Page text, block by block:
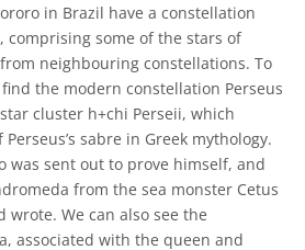
in Brazil have a constellation
comprising some of the stars of
neighbouring constellations. To
the modern constellation Perseus
cluster h+chi Perseii, which
sabre in Greek mythology.
was sent out to prove himself, and
from the sea monster Cetus
wrote. We can also see the
associated with the queen and